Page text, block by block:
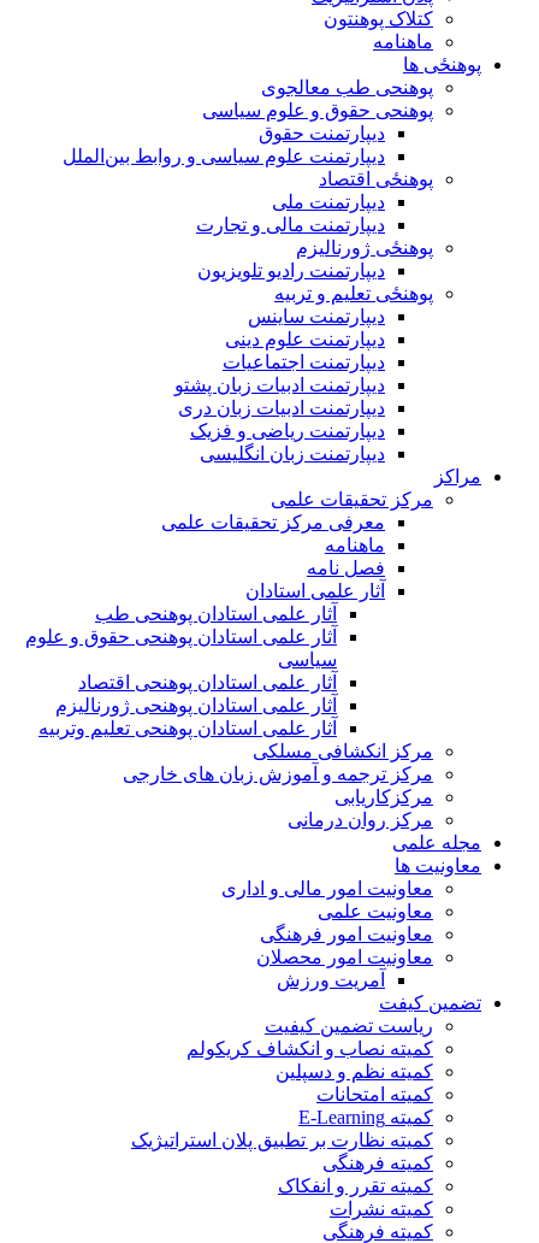
کتلاک پوهنتون
ماهنامه
پوهنځی ها
پوهنحی طب معالجوی
پوهنحی حقوق و علوم سیاسی
دیپارتمنت حقوق
دیپارتمنت علوم سیاسی و روابط بین‌الملل
پوهنځی اقتصاد
دیپارتمنت ملی
دیپارتمنت مالی و تجارت
پوهنځی ژورنالیزم
دیپارتمنت رادیو تلویزیون
پوهنځی تعلیم و تربیه
دیپارتمنت ساینس
دیپارتمنت علوم دینی
دیپارتمنت اجتماعیات
دیپارتمنت ادبیات زبان پشتو
دیپارتمنت ادبیات زبان دری
دیپارتمنت ریاضی و فزیک
دیپارتمنت زبان انگلیسی
مراکز
مرکز تحقیقات علمی
معرفی مرکز تحقیقات علمی
ماهنامه
فصل نامه
آثار علمی استادان
آثار علمی استادان پوهنحی طب
آثار علمی استادان پوهنحی حقوق و علوم
سیاسی
آثار علمی استادان پوهنحی اقتصاد
آثار علمی استادان پوهنحی ژورنالیزم
آثار علمی استادان پوهنحی تعلیم وتربیه
مرکز انکشافی مسلکی
مرکز ترجمه و آموزش زبان های خارجی
مرکزکاریابی
مرکز روان درمانی
مجله علمی
معاونیت ها
معاونیت امور مالی و اداری
معاونیت علمی
معاونیت امور فرهنگی
معاونیت امور محصلان
آمریت ورزش
تضمین کیفت
ریاست تضمین کیفیت
کمیته نصاب و انکشاف کریکولم
کمیته نظم و دسپلین
کمیته امتحانات
کمیته E-Learning
کمیته نظارت بر تطبیق پلان استراتیژیک
کمیته فرهنگی
کمیته تقرر و انفکاک
کمیته نشرات
کمیته فرهنگی